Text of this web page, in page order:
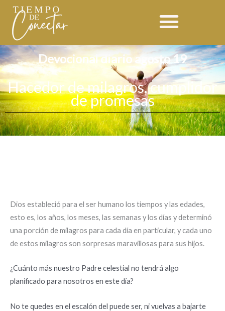
contenido
Devocional diario agosto 19
Hacedor de milagros, cumplidor
de promesas
Dios estableció para el ser humano los tiempos y las edades,
esto es, los años, los meses, las semanas y los días y determinó
una porción de milagros para cada día en particular, y cada uno
de estos milagros son sorpresas maravillosas para sus hijos.
¿Cuánto más nuestro Padre celestial no tendrá algo
planificado para nosotros en este día?
No te quedes en el escalón del puede ser, ni vuelvas a bajarte